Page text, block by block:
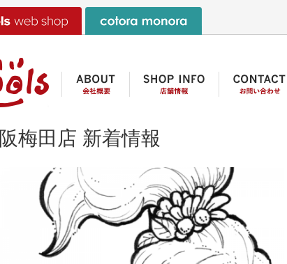
梅田店 新着情報